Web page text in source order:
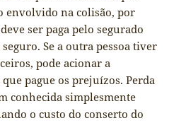
envolvido na colisão, por
ser paga pelo segurado
Se a outra pessoa tiver
pode acionar a
pague os prejuízos. Perda
conhecida simplesmente
o custo do conserto do